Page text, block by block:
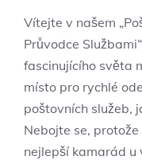
Vítejte v našem
Průvodce
fascinujícího světa
místo pro rychlé
poštovních služeb,
Nebojte se,
nejlepší kamarád u